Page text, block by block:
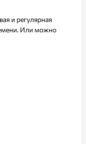
и регулярная
Или можно